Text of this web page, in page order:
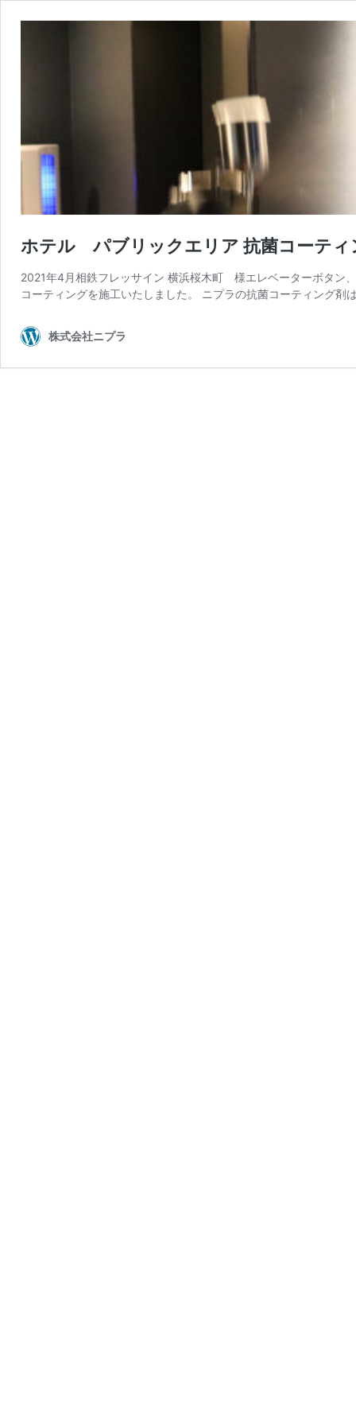
ホテル パブリックエリア 抗菌コーティ
2021年4月相鉄フレッサイン 横浜桜木町 様エレベーターボタン
コーティングを施工いたしました。 ニプラの抗菌コーティング剤
株式会社ニプラ